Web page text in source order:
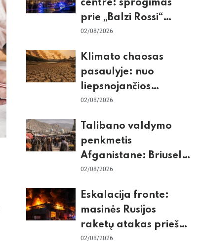
centre: sprogimas
prie „Balzi Rossi“
restorano,
tikrieji taikiniai
02/08/2026
Klimato chaosas
pasaulyje: nuo
liepsnojančios
Europos iki
Antarktidos
paradokso
02/08/2026
Talibano valdymo
penkmetis
Afganistane: Briuselio
vizito užkulisiai, gilus
konfliktas su
Pakistanu
02/08/2026
Eskalacija fronte:
masinės Rusijos
raketų atakas prieš
Kijevą, dronų smūgiai
02/08/2026